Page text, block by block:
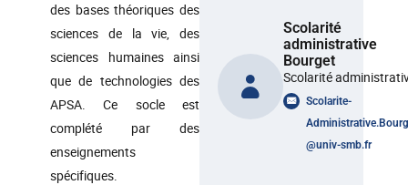
des bases théoriques des
sciences de la vie, des
sciences humaines ainsi
que de technologies des
APSA. Ce socle est
complété par des
enseignements
spécifiques.
Scolarité
administrative
Bourget
Scolarité
Scolarite-
@univ-smb.fr